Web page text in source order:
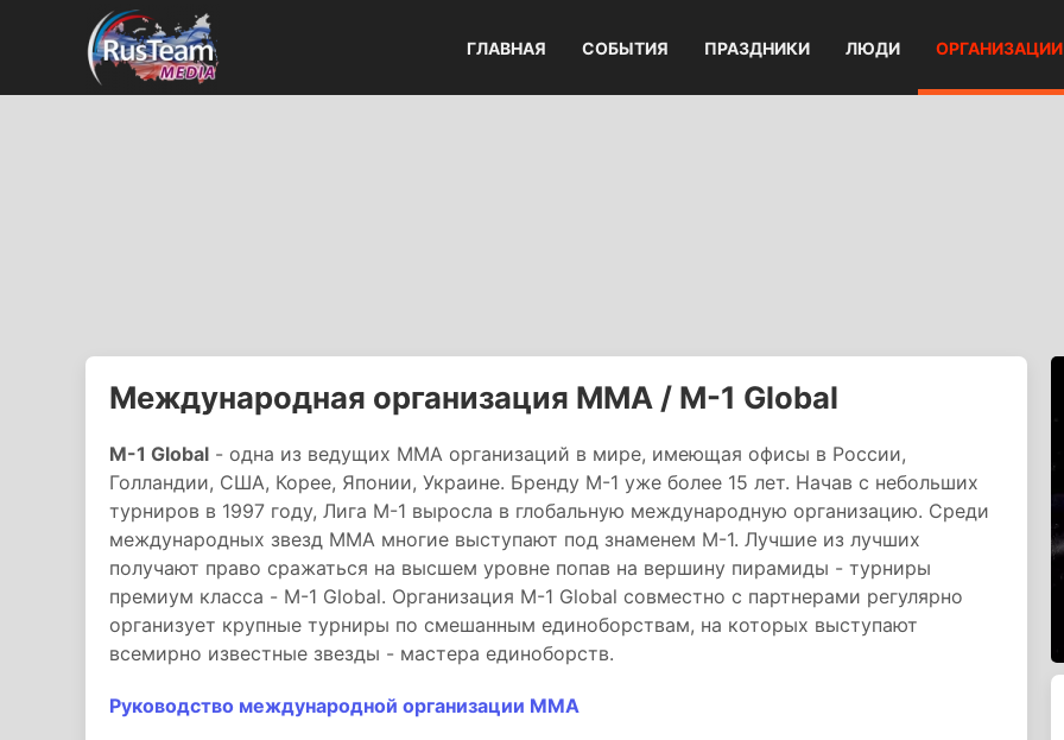
ГЛАВНАЯ СОБЫТИЯ ПРАЗДНИКИ ЛЮДИ ОРГАНИЗАЦИИ
Международная организация ММА / M-1 Global
M-1 Global - одна из ведущих ММА организаций в мире, имеющая офисы в России,
Голландии, США, Корее, Японии, Украине. Бренду М-1 уже более 15 лет. Начав с небольших
турниров в 1997 году, Лига М-1 выросла в глобальную международную организацию. Среди
международных звезд ММА многие выступают под знаменем М-1. Лучшие из лучших
получают право сражаться на высшем уровне попав на вершину пирамиды - турниры
премиум класса - M-1 Global. Организация M-1 Global совместно с партнерами регулярно
организует крупные турниры по смешанным единоборствам, на которых выступают
всемирно известные звезды - мастера единоборств.
Руководство международной организации ММА